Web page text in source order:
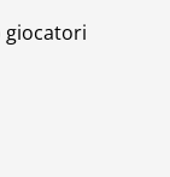
giocatori